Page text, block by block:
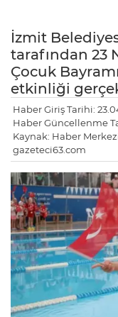
İzmit
tarafından 23
Çocuk
etkinliği
Haber Giriş Tarihi:
Haber Güncellenme
Kaynak: Haber
gazeteci63.com